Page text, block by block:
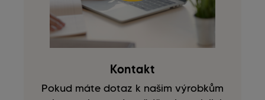
Kontakt
Pokud máte dotaz k našim výrobkům